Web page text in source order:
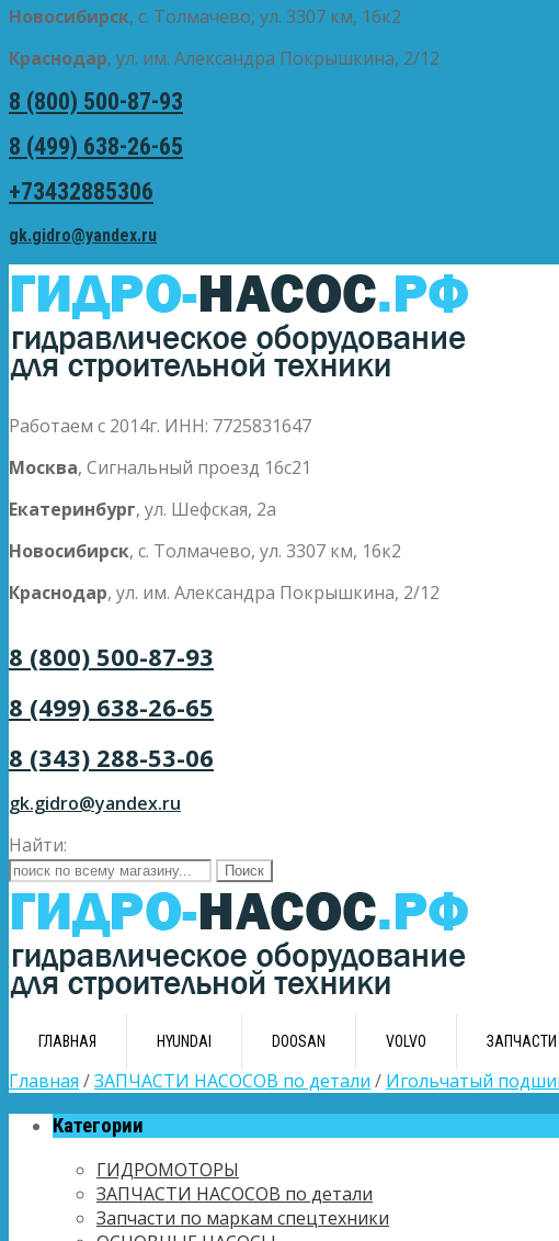
Новосибирск, с. Толмачево, ул. 3307 км, 16к2
Краснодар, ул. им. Александра Покрышкина, 2/12
8 (800) 500-87-93
8 (499) 638-26-65
+73432885306
gk.gidro@yandex.ru
Работаем с 2014г. ИНН: 7725831647
Москва, Сигнальный проезд 16с21
Екатеринбург, ул. Шефская, 2а
Новосибирск, с. Толмачево, ул. 3307 км, 16к2
Краснодар, ул. им. Александра Покрышкина, 2/12
8 (800) 500-87-93
8 (499) 638-26-65
8 (343) 288-53-06
gk.gidro@yandex.ru
Найти:
ГЛАВНАЯ HYUNDAI DOOSAN VOLVO ЗАПЧАСТИ
Главная /ЗАПЧАСТИ НАСОСОВ по детали / Игольчатый
Категории
ГИДРОМОТОРЫ
ЗАПЧАСТИ НАСОСОВ по детали
Запчасти по маркам спецтехники